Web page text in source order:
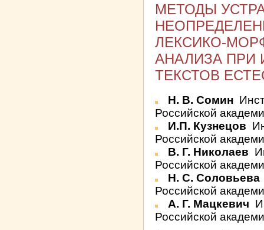
МЕТОДЫ
ЛЕКСИКО-
АНАЛИЗА ПРИ
ТЕКСТОВ
Н. В. Сомин
Российской
И.П. Кузнецов
Российской
В. Г. Николаев
Российской
Н. С. Соловьева
Российской
А. Г. Мацкевич
Российской